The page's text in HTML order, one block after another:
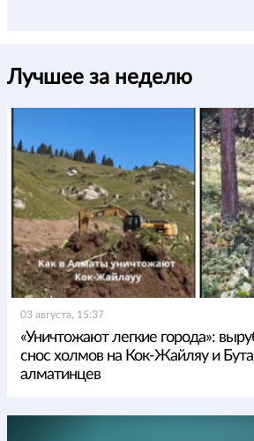
Лучшее за неделю
03 августа, 15:37
«Уничтожают легкие города»:
снос холмов на Кок-Жайляу и
алматинцев